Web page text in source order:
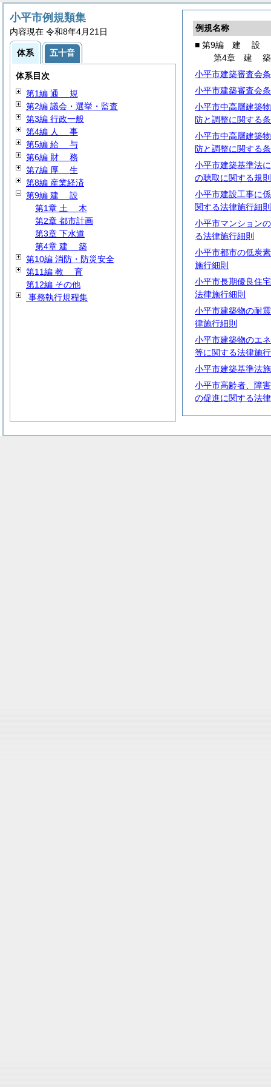
例規名称
■ 第9編 建 設
第4章 建築
小平市建築審査会
小平市建築審査会
小平市中高層建築
防と調整に関する
小平市中高層建築
防と調整に関する
小平市建築基準法
の聴取に関する規則
小平市建設工事に
関する法律施行細則
小平市マンション
る法律施行細則
小平市都市の低炭
施行細則
小平市長期優良住
法律施行細則
小平市建築物の耐
律施行細則
小平市建築物のエ
等に関する法律施
小平市建築基準法
小平市高齢者、障
の促進に関する法
小平市例規類集
内容現在 令和8年4月21日
体系 五十音
体系目次
第1編 通 規
第2編 議会・選挙・監査
第3編 行政一般
第4編 人 事
第5編 給 与
第6編 財 務
第7編 厚 生
第8編 産業経済
第9編 建 設
第1章 土 木
第2章 都市計画
第3章 下水道
第4章 建 築
第10編 消防・防災安全
第11編 教 育
第12編 その他
事務執行規程集